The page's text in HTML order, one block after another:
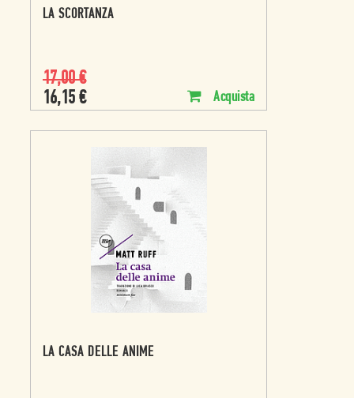
LA SCORTANZA
17,00€
16,15 € Acquista
LA CASA DELLE ANIME